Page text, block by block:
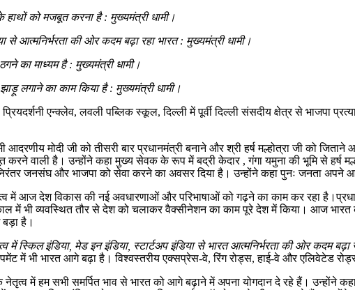
हाथों को मजबूत करना है : मुख्यमंत्री धामी।
से आत्मनिर्भरता की ओर कदम बढ़ा रहा भारत : मुख्यमंत्री धामी।
का माध्यम है : मुख्यमंत्री धामी।
लगाने का काम किया है : मुख्यमंत्री धामी।
एन्क्लेव, लवली पब्लिक स्कूल, दिल्ली में पूर्वी दिल्ली संसदीय क्षेत्र से भाजपा
मोदी जी को तीसरी बार प्रधानमंत्री बनाने और श्री हर्ष मल्होत्रा जी को
वाली है। उन्होंने कहा मुख्य सेवक के रूप में बद्री केदार , गंगा यमुना की भूमि से हर्ष
निरंतर जनसंघ और भाजपा को सेवा करने का अवसर दिया है। उन्होंने कहा पुनः जनता अपने
में आज देश विकास की नई अवधारणाओं और परिभाषाओं को गढ़ने का काम कर रहा
में भी व्यवस्थित तौर से देश को चलाकर वैक्सीनेशन का काम पूरे देश में किया। आज
है।
में स्किल इंडिया, मेड इन इंडिया, स्टार्टअप इंडिया से भारत आत्मनिर्भरता की ओर कदम बढ़ा
में भी भारत आगे बढ़ा है। विश्वस्तरीय एक्सप्रेस-वे, रिंग रोड्स, हाई-वे और एलिवेटेड
नेतृत्व में हम सभी समर्पित भाव से भारत को आगे बढ़ाने में अपना योगदान दे रहे हैं। उन्होंने